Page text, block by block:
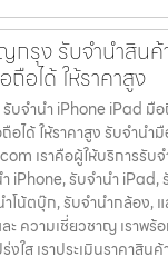
กรุง รับจำนำสิน
ถือได้ ให้ราคาสูง
บจำนำ iPhone iPad มื
อได้ ให้ราคาสูง รับจำนำ
เราคือผู้ให้บริการรับ
ำ iPhone, รับจำนำ
โน้ตบุ๊ก, รับจำนำกล้อง,
ความเชี่ยวชาญ เราพร้
ใส เราประเมินราคาสิน